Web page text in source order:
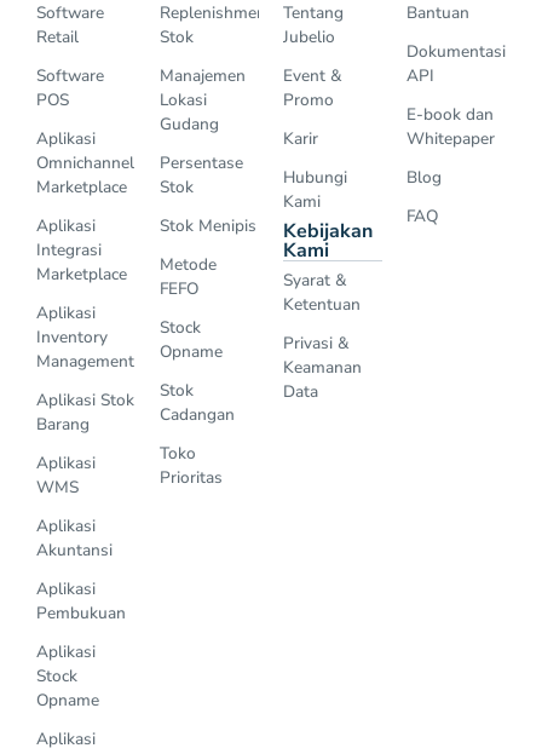
Software
Retail
Software
POS
Aplikasi
Omnichannel
Marketplace
Aplikasi
Integrasi
Marketplace
Aplikasi
Inventory
Management
Aplikasi Stok
Barang
Aplikasi
WMS
Aplikasi
Akuntansi
Aplikasi
Pembukuan
Aplikasi
Stock
Opname
Aplikasi
Replenishment
Stok
Manajemen
Lokasi
Gudang
Persentase
Stok
Stok Menipis
Metode
FEFO
Stock
Opname
Stok
Cadangan
Toko
Prioritas
Tentang
Jubelio
Event &
Promo
Karir
Hubungi
Kami
Kebijakan
Kami
Syarat &
Ketentuan
Privasi &
Keamanan
Data
Bantuan
Dokumentasi
API
E-book dan
Whitepaper
Blog
FAQ